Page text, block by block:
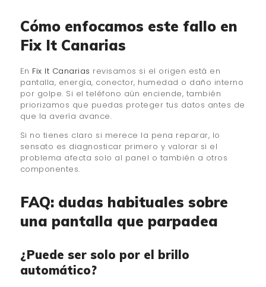
Cómo enfocamos este fallo en
Fix It Canarias
En Fix It Canarias revisamos si el origen está en
pantalla, energía, conector, humedad o daño interno
por golpe. Si el teléfono aún enciende, también
priorizamos que puedas proteger tus datos antes de
que la avería avance.
Si no tienes claro si merece la pena reparar, lo
sensato es diagnosticar primero y valorar si el
problema afecta solo al panel o también a otros
componentes.
FAQ: dudas habituales sobre
una pantalla que parpadea
¿Puede ser solo por el brillo
automático?